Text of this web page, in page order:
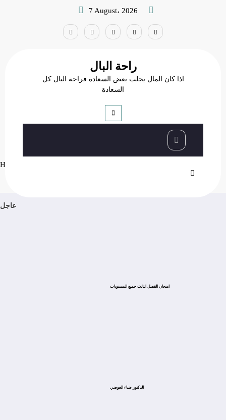
7 August، 2026
راحة البال
اذا كان المال يجلب بعض السعادة فراحة البال كل
السعادة
أشهر الخيانات السياسية في
التاريخ الحديث
Home
عاجل
امتحان الفصل الثالث جميع المستويات
الدكتور ضياء العوضي